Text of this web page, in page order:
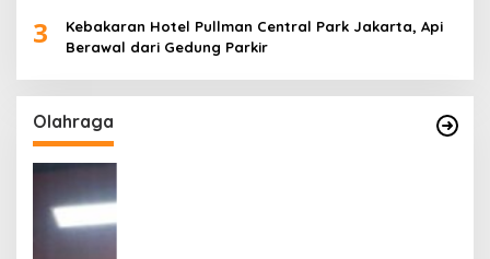
3
Kebakaran Hotel Pullman Central Park Jakarta, Api
Berawal dari Gedung Parkir
Olahraga